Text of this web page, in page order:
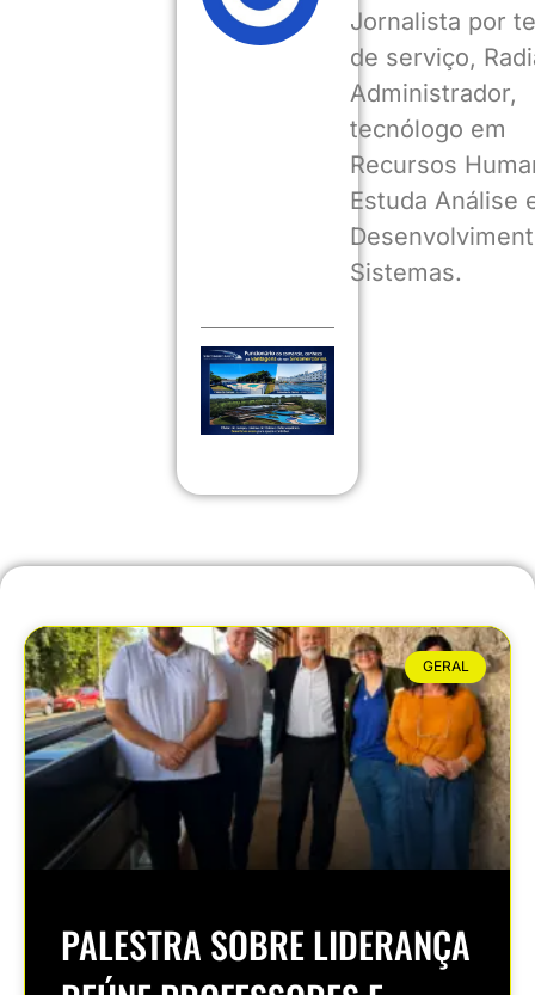
Jornalista por
de serviço,
Administrador,
tecnólogo em
Recursos
Estuda Análise
Sistemas.
GERAL
PALESTRA SOBRE LIDERANÇA